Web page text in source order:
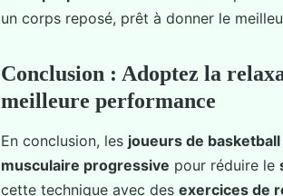
un corps reposé, prêt à donner le
Conclusion : Adoptez la
meilleure performance
En conclusion, les joueurs de basketball
musculaire progressive pour réduire le
cette technique avec des exercices de